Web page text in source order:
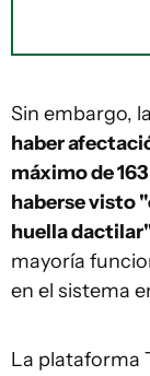
Sin embargo,
haber
máximo de
haberse visto
huella
mayoría
en el sistema
La plataforma